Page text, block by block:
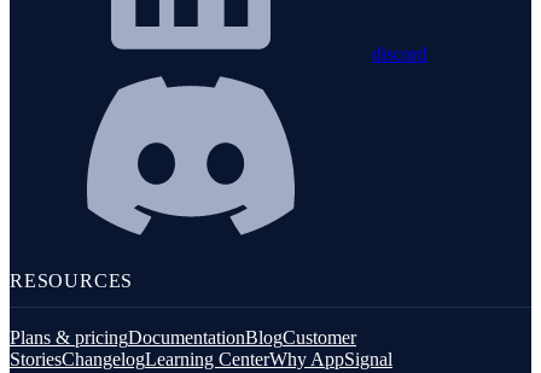
discord
RESOURCES
Plans & pricingDocumentationBlogCustomer
StoriesChangelogLearning CenterWhy AppSignal